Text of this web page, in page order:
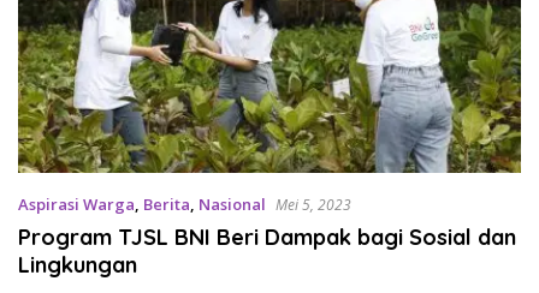
Aspirasi Warga, Berita, Nasional Mei 5, 2023
Program TJSL BNI Beri Dampak bagi Sosial dan
Lingkungan